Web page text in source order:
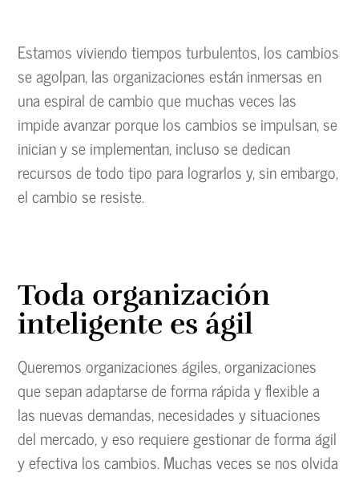
Estamos viviendo tiempos turbulentos, los cambios
se agolpan, las organizaciones están inmersas en
una espiral de cambio que muchas veces las
impide avanzar porque los cambios se impulsan, se
inician y se implementan, incluso se dedican
recursos de todo tipo para lograrlos y, sin embargo,
el cambio se resiste.
Toda organización
inteligente es ágil
Queremos organizaciones ágiles, organizaciones
que sepan adaptarse de forma rápida y flexible a
las nuevas demandas, necesidades y situaciones
del mercado, y eso requiere gestionar de forma ágil
y efectiva los cambios. Muchas veces se nos olvida